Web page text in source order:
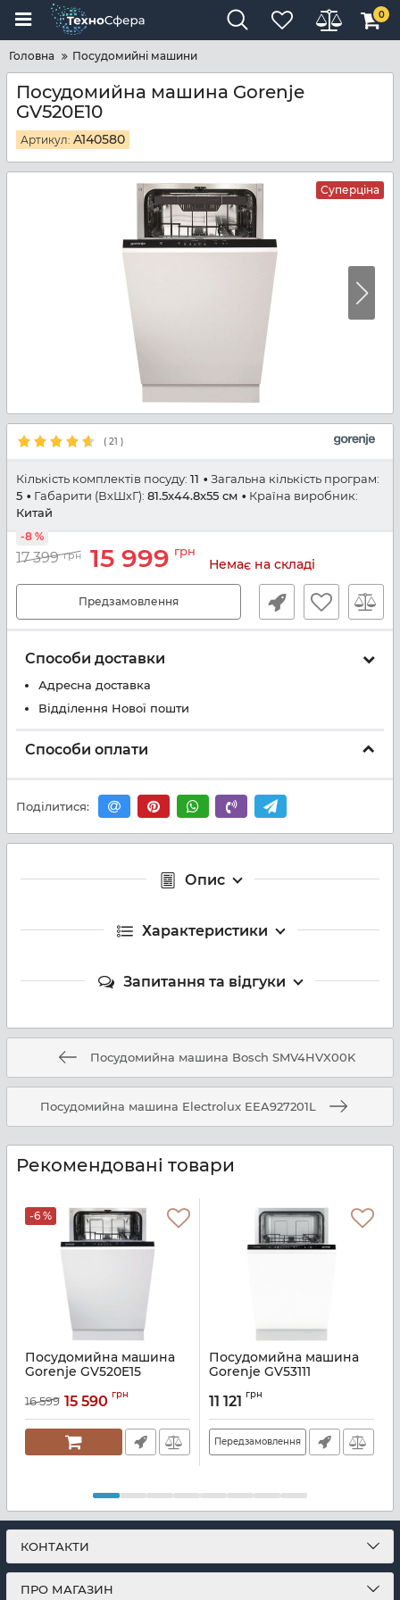
0
Головна Посудомийні машини
Посудомийна машина Gorenje
GV520E10
Артикул: A140580
Суперціна
( 21 )
Кількість комплектів посуду: 11
Загальна кількість програм:
5
Габарити (ВхШхГ): 81.5x44.8x55 см
Країна виробник:
Китай
17 399 грн 15 999 грн
-8 %
Немає на складі
Предзамовлення
Способи доставки
Адресна доставка
Відділення Нової пошти
Способи оплати
Поділитися:
Опис
Характеристики
Запитання та відгуки
Посудомийна машина Bosch SMV4HVX00K
Посудомийна машина Electrolux EEA927201L
Рекомендовані товари
-6 %
Посудомийна машина
Gorenje GV520E15
16 599 15 590 грн
Посудомийна машина
Gorenje GV53111
11 121 грн
Передзамовлення
КОНТАКТИ
ПРО МАГАЗИН